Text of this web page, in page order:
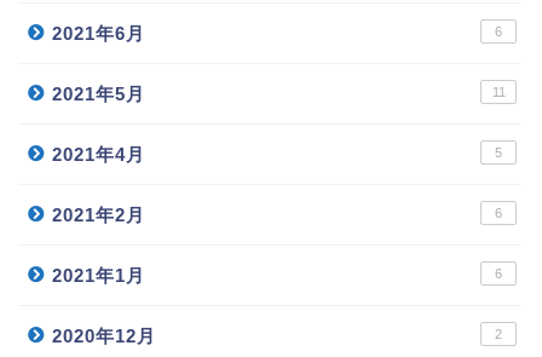
2021年6月 6
2021年5月 11
2021年4月 5
2021年2月 6
2021年1月 6
2020年12月 2